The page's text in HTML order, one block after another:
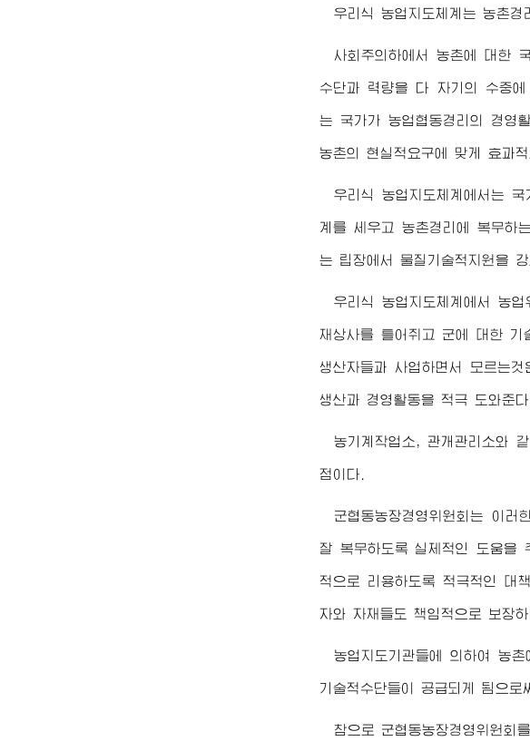
우리식 농업지도체계는 농촌
사회주의하에서 농촌에 대한
수단과 력량을 다 자기의 수중에
는 국가가 농업협동경리의 경영
농촌의 현실적요구에 맞게 효과
우리식 농업지도체계에서는
계를 세우고 농촌경리에 복무하
는 립장에서 물질기술적지원을 강
우리식 농업지도체계에서 농
재상사를 틀어쥐고 군에 대한 기
생산자들과 사업하면서 모르는
생산과 경영활동을 적극 도와준다.
농기계작업소, 관개관리소와
점이다.
군협동농장경영위원회는 이
잘 복무하도록 실제적인 도움을
적으로 리용하도록 적극적인 대
자와 자재들도 책임적으로 보장
농업지도기관들에 의하여 농
기술적수단들이 공급되게 됨으로
참으로 군협동농장경영위원회